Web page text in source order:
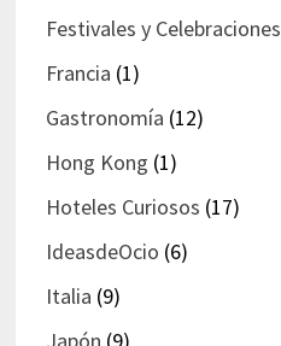
Festivales y Celebraciones
Francia (1)
Gastronomía (12)
Hong Kong (1)
Hoteles Curiosos (17)
IdeasdeOcio (6)
Italia (9)